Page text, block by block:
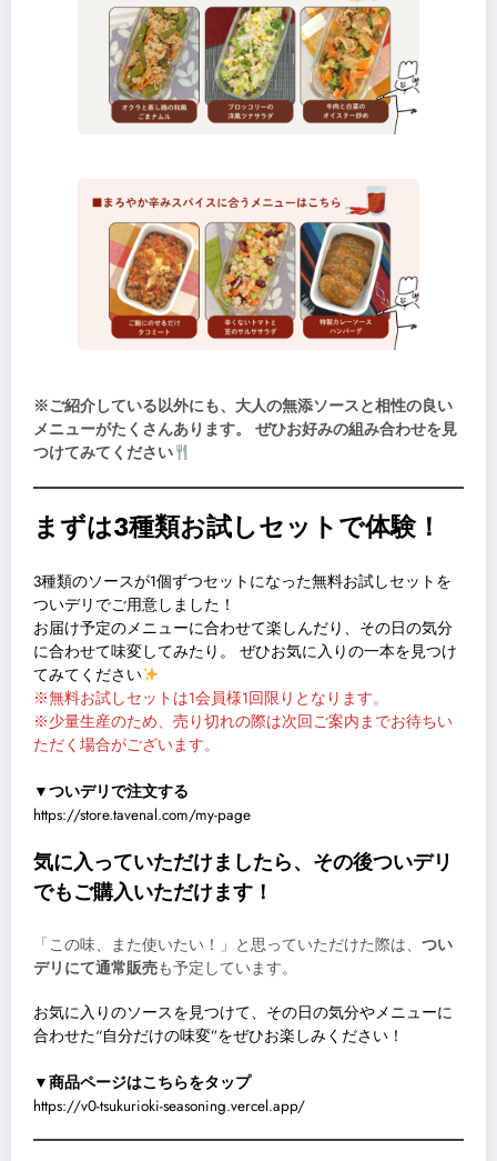
※ご紹介している以外にも、大人の無添ソースと相性の良い
メニューがたくさんあります。 ぜひお好みの組み合わせを見
つけてみてください
まずは3種類お試しセットで体験！
3種類のソースが1個ずつセットになった無料お試しセットを
ついデリでご用意しました！
お届け予定のメニューに合わせて楽しんだり、その日の気分
に合わせて味変してみたり。 ぜひお気に入りの一本を見つけ
てみてください
※無料お試しセットは1会員様1回限りとなります。
※少量生産のため、売り切れの際は次回ご案内までお待ちい
ただく場合がございます。
▼ついデリで注文する
https://store.tavenal.com/my-page
気に入っていただけましたら、その後ついデリ
でもご購入いただけます！
「この味、また使いたい！」と思っていただけた際は、 つい
デリにて通常販売も予定しています。
お気に入りのソースを見つけて、その日の気分やメニューに
合わせた“自分だけの味変”をぜひお楽しみください！
▼商品ページはこちらをタップ
https://v0-tsukurioki-seasoning.vercel.app/